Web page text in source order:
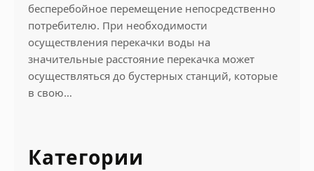
бесперебойное перемещение непосредственно
потребителю. При необходимости
осуществления перекачки воды на
значительные расстояние перекачка может
осуществляться до бустерных станций, которые
в свою…
Категории